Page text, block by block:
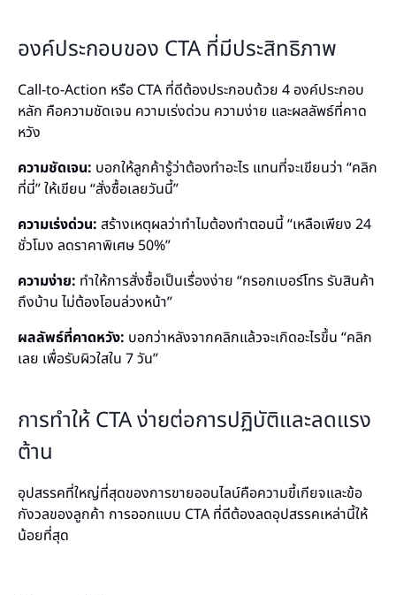
องค์ประกอบของ CTA ที่มีประสิทธิภาพ
Call-to-Action หรือ CTA ที่ดีต้องประกอบด้วย 4 องค์ประกอบ
หลัก คือความชัดเจน ความเร่งด่วน ความง่าย และผลลัพธ์ที่คาด
หวัง
ความชัดเจน: บอกให้ลูกค้ารู้ว่าต้องทำอะไร แทนที่จะเขียนว่า “คลิก
ที่นี่” ให้เขียน “สั่งซื้อเลยวันนี้”
ความเร่งด่วน: สร้างเหตุผลว่าทำไมต้องทำตอนนี้ “เหลือเพียง 24
ชั่วโมง ลดราคาพิเศษ 50%”
ความง่าย: ทำให้การสั่งซื้อเป็นเรื่องง่าย “กรอกเบอร์โทร รับสินค้า
ถึงบ้าน ไม่ต้องโอนล่วงหน้า”
ผลลัพธ์ที่คาดหวัง: บอกว่าหลังจากคลิกแล้วจะเกิดอะไรขึ้น “คลิก
เลย เพื่อรับผิวใสใน 7 วัน”
การทำให้ CTA ง่ายต่อการปฏิบัติและลดแรง
ต้าน
อุปสรรคที่ใหญ่ที่สุดของการขายออนไลน์คือความขี้เกียจและข้อ
กังวลของลูกค้า การออกแบบ CTA ที่ดีต้องลดอุปสรรคเหล่านี้ให้
น้อยที่สุด